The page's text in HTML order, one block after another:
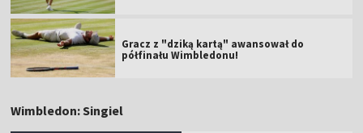
Gracz z "dziką kartą" awansował do
półfinału Wimbledonu!
Wimbledon: Singiel